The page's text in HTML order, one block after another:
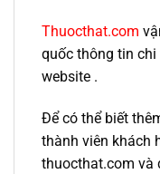
Thuocthat.com
quốc thông tin chi
website .
Để có thể biết
thành viên khách
thuocthat.com và